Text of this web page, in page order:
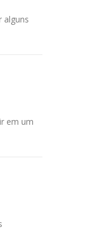
alguns
em um